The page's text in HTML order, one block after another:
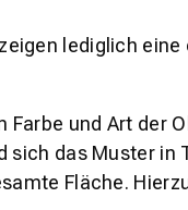
lediglich
und Art der
das Muster
Fläche.